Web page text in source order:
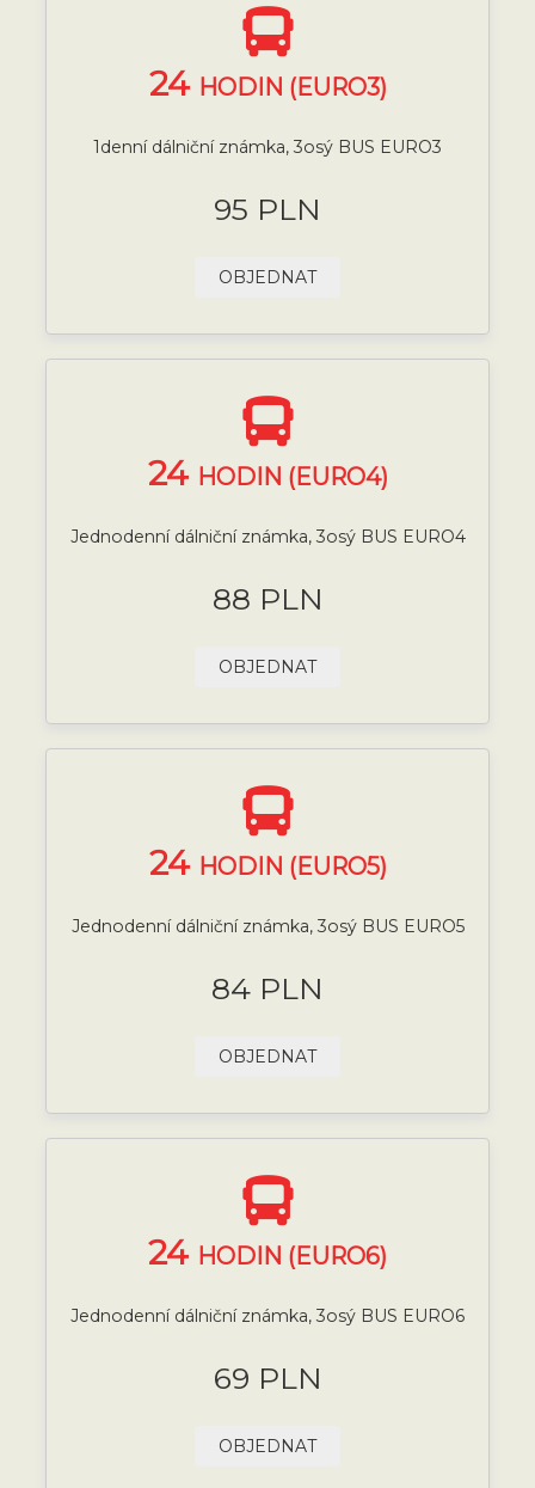
24 HODIN (EURO3)
1denní dálniční známka, 3osý BUS EURO3
95 PLN
OBJEDNAT
24 HODIN (EURO4)
Jednodenní dálniční známka, 3osý BUS EURO4
88 PLN
OBJEDNAT
24 HODIN (EURO5)
Jednodenní dálniční známka, 3osý BUS EURO5
84 PLN
OBJEDNAT
24 HODIN (EURO6)
Jednodenní dálniční známka, 3osý BUS EURO6
69 PLN
OBJEDNAT